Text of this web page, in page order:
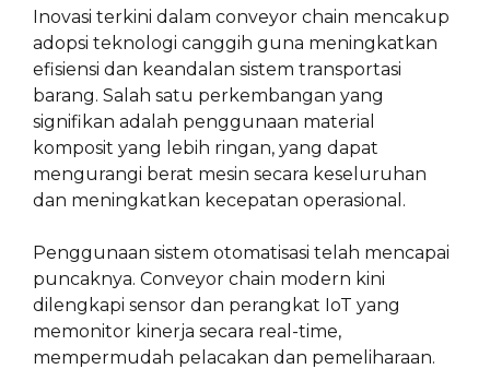
Inovasi terkini dalam conveyor chain mencakup
adopsi teknologi canggih guna meningkatkan
efisiensi dan keandalan sistem transportasi
barang. Salah satu perkembangan yang
signifikan adalah penggunaan material
komposit yang lebih ringan, yang dapat
mengurangi berat mesin secara keseluruhan
dan meningkatkan kecepatan operasional.
Penggunaan sistem otomatisasi telah mencapai
puncaknya. Conveyor chain modern kini
dilengkapi sensor dan perangkat IoT yang
memonitor kinerja secara real-time,
mempermudah pelacakan dan pemeliharaan.